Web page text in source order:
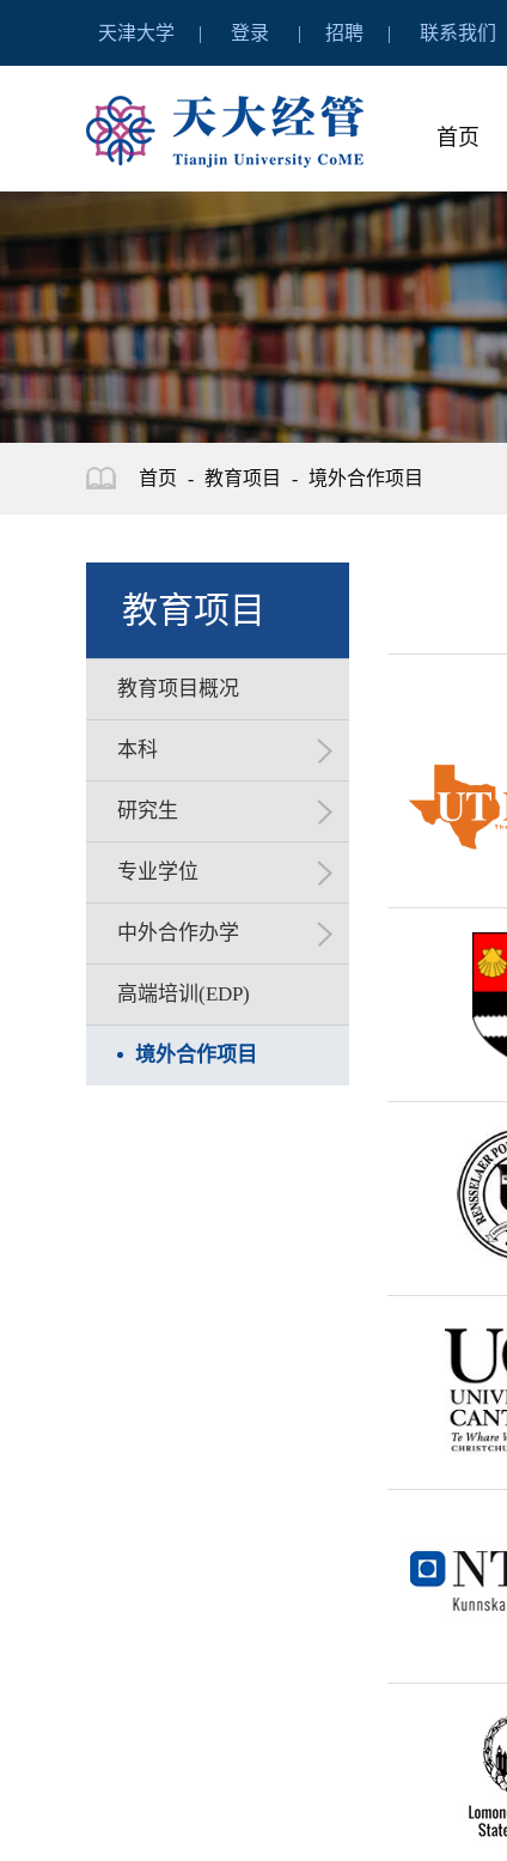
天津大学 登录 招聘 联系我们
首页
首页 - 教育项目 - 境外合作项目
教育项目
教育项目概况
本科
研究生
专业学位
中外合作办学
高端培训(EDP)
境外合作项目